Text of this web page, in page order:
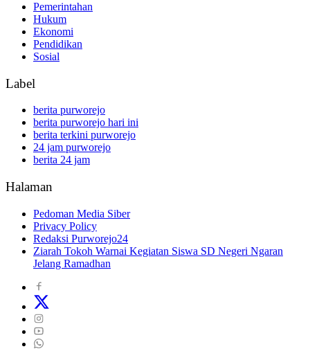
Pemerintahan
Hukum
Ekonomi
Pendidikan
Sosial
Label
berita purworejo
berita purworejo hari ini
berita terkini purworejo
24 jam purworejo
berita 24 jam
Halaman
Pedoman Media Siber
Privacy Policy
Redaksi Purworejo24
Ziarah Tokoh Warnai Kegiatan Siswa SD Negeri Ngaran
Jelang Ramadhan